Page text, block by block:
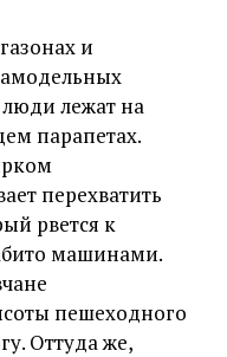
и
люди лежат на
парапетах.
перехватить
рвется к
машинами.
пешеходного
Оттуда же,